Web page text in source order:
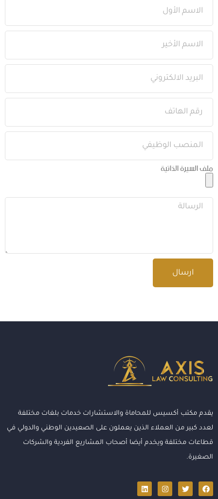
ملف السيرة الذاتية
ارسال
يقدم مكتب أكسيس للمحاماة والاستشارات خدمات بلغات مختلفة
لعدد كبير من العملاء الذين يعملون على الصعيدين الوطني والدولي في
قطاعات مختلفة ويخدم أيضا أصحاب المشاريع الفردية والشركات
الصغيرة.